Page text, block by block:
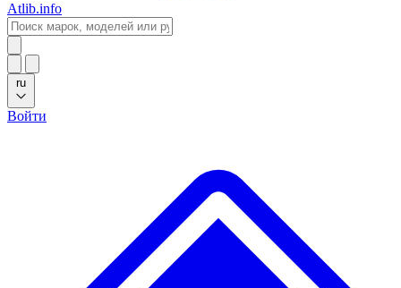
Atlib.info
ru
Войти